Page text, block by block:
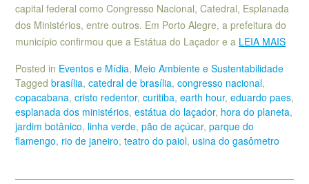
capital federal como Congresso Nacional, Catedral, Esplanada
dos Ministérios, entre outros. Em Porto Alegre, a prefeitura do
município confirmou que a Estátua do Laçador e a LEIA MAIS
Posted in Eventos e Mídia, Meio Ambiente e Sustentabilidade
Tagged brasília, catedral de brasília, congresso nacional,
copacabana, cristo redentor, curitiba, earth hour, eduardo paes,
esplanada dos ministérios, estátua do laçador, hora do planeta,
jardim botânico, linha verde, pão de açúcar, parque do
flamengo, rio de janeiro, teatro do paiol, usina do gasômetro